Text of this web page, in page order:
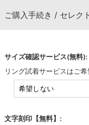
ご購入手続き / セレク
サイズ確認サービス(無料):
リング試着サービスはご
文字刻印【無料】: